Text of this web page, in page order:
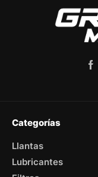
Categorías
Llantas
Lubricantes